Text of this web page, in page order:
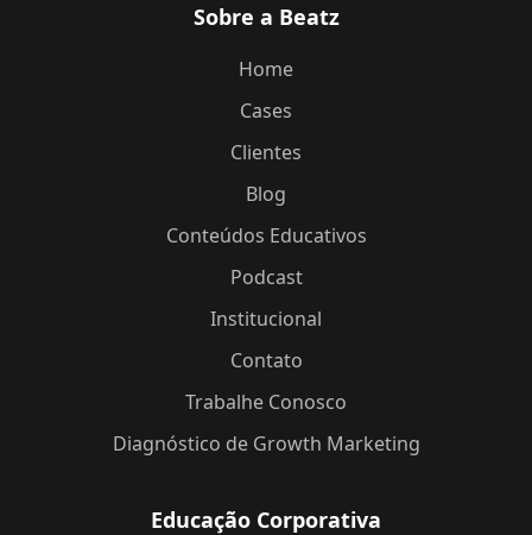
Sobre a Beatz
Home
Cases
Clientes
Blog
Conteúdos Educativos
Podcast
Institucional
Contato
Trabalhe Conosco
Diagnóstico de Growth Marketing
Educação Corporativa